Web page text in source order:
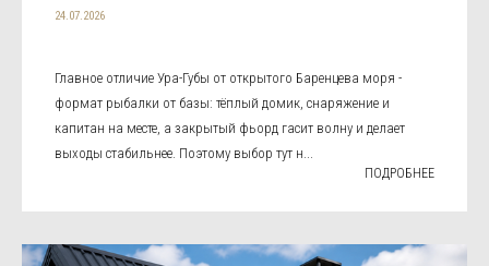
24.07.2026
Главное отличие Ура-Губы от открытого Баренцева моря -
формат рыбалки от базы: тёплый домик, снаряжение и
капитан на месте, а закрытый фьорд гасит волну и делает
выходы стабильнее. Поэтому выбор тут н...
ПОДРОБНЕЕ